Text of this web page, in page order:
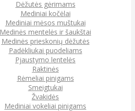
Dėžutės gėrimams
Mediniai kočėlai
Mediniai mėsos muštukai
Medinės mentelės ir šaukštai
Medinės prieskonių dėžutės
Padėkliukai puodeliams
Pjaustymo lentelės
Raktinės
Rėmeliai pinigams
Smeigtukai
Žvakidės
Mediniai vokeliai pinigams